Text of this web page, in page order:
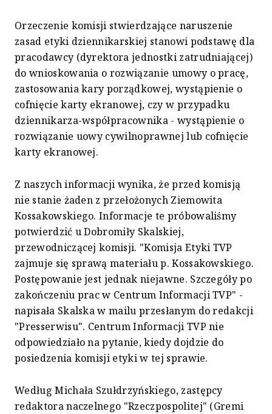
Orzeczenie komisji stwierdzające naruszenie
zasad etyki dziennikarskiej stanowi podstawę dla
pracodawcy (dyrektora jednostki zatrudniającej)
do wnioskowania o rozwiązanie umowy o pracę,
zastosowania kary porządkowej, wystąpienie o
cofnięcie karty ekranowej, czy w przypadku
dziennikarza-współpracownika - wystąpienie o
rozwiązanie uowy cywilnoprawnej lub cofnięcie
karty ekranowej.
Z naszych informacji wynika, że przed komisją
nie stanie żaden z przełożonych Ziemowita
Kossakowskiego. Informacje te próbowaliśmy
potwierdzić u Dobromiły Skalskiej,
przewodniczącej komisji. "Komisja Etyki TVP
zajmuje się sprawą materiału p. Kossakowskiego.
Postępowanie jest jednak niejawne. Szczegóły po
zakończeniu prac w Centrum Informacji TVP" -
napisała Skalska w mailu przesłanym do redakcji
"Presserwisu". Centrum Informacji TVP nie
odpowiedziało na pytanie, kiedy dojdzie do
posiedzenia komisji etyki w tej sprawie.
Według Michała Szułdrzyńskiego, zastępcy
redaktora naczelnego "Rzeczpospolitej" (Gremi